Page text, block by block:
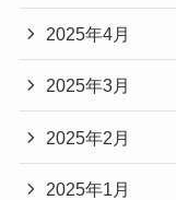
2025年4月
2025年3月
2025年2月
2025年1月